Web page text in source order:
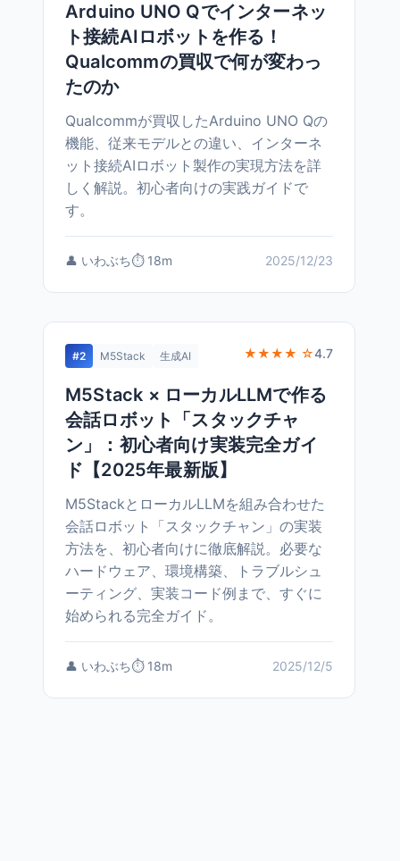
Arduino UNO Qでインターネッ
ト接続AIロボットを作る！
Qualcommの買収で何が変わっ
たのか
Qualcommが買収したArduino UNO Qの
機能、従来モデルとの違い、インターネ
ット接続AIロボット製作の実現方法を詳
しく解説。初心者向けの実践ガイドで
す。
👤 いわぶち⏱️ 18m 2025/12/23
#2 M5Stack 生成AI ★★★★ ☆4.7
M5Stack × ローカルLLMで作る
会話ロボット「スタックチャ
ン」：初心者向け実装完全ガイ
ド【2025年最新版】
M5StackとローカルLLMを組み合わせた
会話ロボット「スタックチャン」の実装
方法を、初心者向けに徹底解説。必要な
ハードウェア、環境構築、トラブルシュ
ーティング、実装コード例まで、すぐに
始められる完全ガイド。
👤 いわぶち⏱️ 18m 2025/12/5